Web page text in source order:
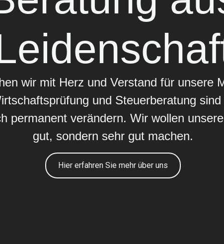
wir mit Herz und Verstand für unsere
und Steuerberatung
permanent verändern. Wir wollen
gut, sondern sehr gut machen.
Hier erfahren Sie mehr über uns